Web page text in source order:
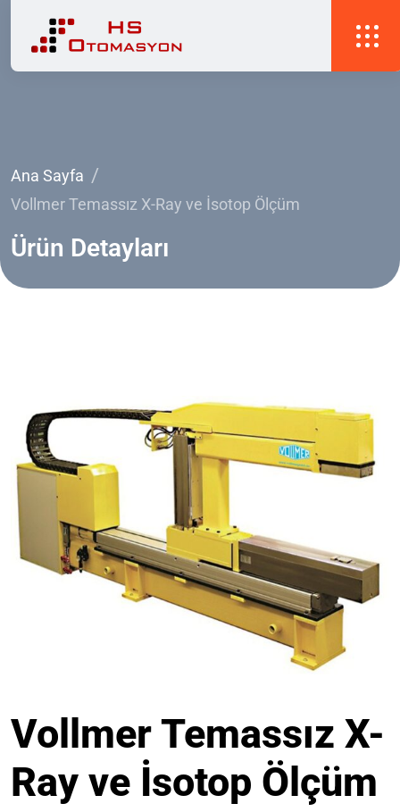
Ana Sayfa
Vollmer Temassız X-Ray ve İsotop Ölçüm
Ürün Detayları
Vollmer Temassız X-
Ray ve İsotop Ölçüm